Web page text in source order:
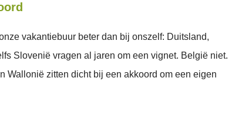
vakantiebuur beter dan bij onszelf: Duitsland,
Slovenië vragen al jaren om een vignet. België niet.
Wallonië zitten dicht bij een akkoord om een eigen